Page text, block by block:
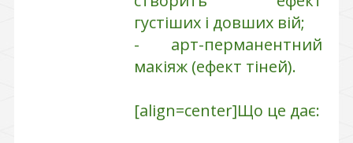
густіших і довших вій;
- арт-перманентний
макіяж (ефект тіней).
[align=center]Що це дає: